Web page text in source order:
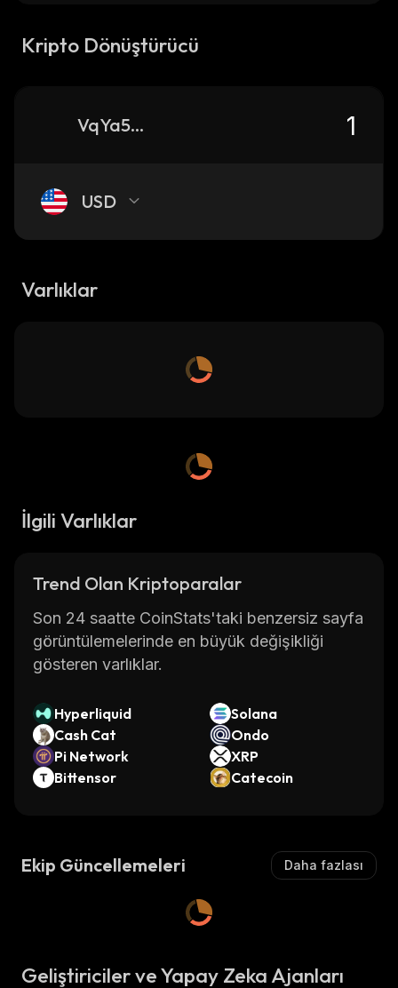
Kripto Dönüştürücü
VqYa5eMWAEg8exoVUewRNrj2YaWKiUf7FWtLgmdVedV_solana
USD
Varlıklar
İlgili Varlıklar
Trend Olan Kriptoparalar
Son 24 saatte CoinStats'taki benzersiz sayfa
görüntülemelerinde en büyük değişikliği
gösteren varlıklar.
Hyperliquid
Solana
Cash Cat
Ondo
Pi Network
XRP
Bittensor
Catecoin
Ekip Güncellemeleri Daha fazlası
Geliştiriciler ve Yapay Zeka Ajanları